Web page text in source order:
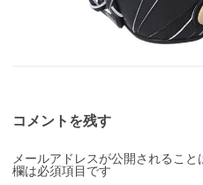
コメントを残す
メールアドレスが公開されること
欄は必須項目です